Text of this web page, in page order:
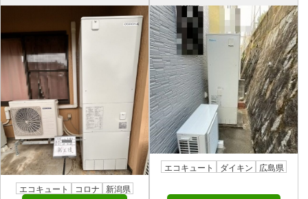
エコキュート コロナ 新潟県
エコキュート ダイキン 広島県